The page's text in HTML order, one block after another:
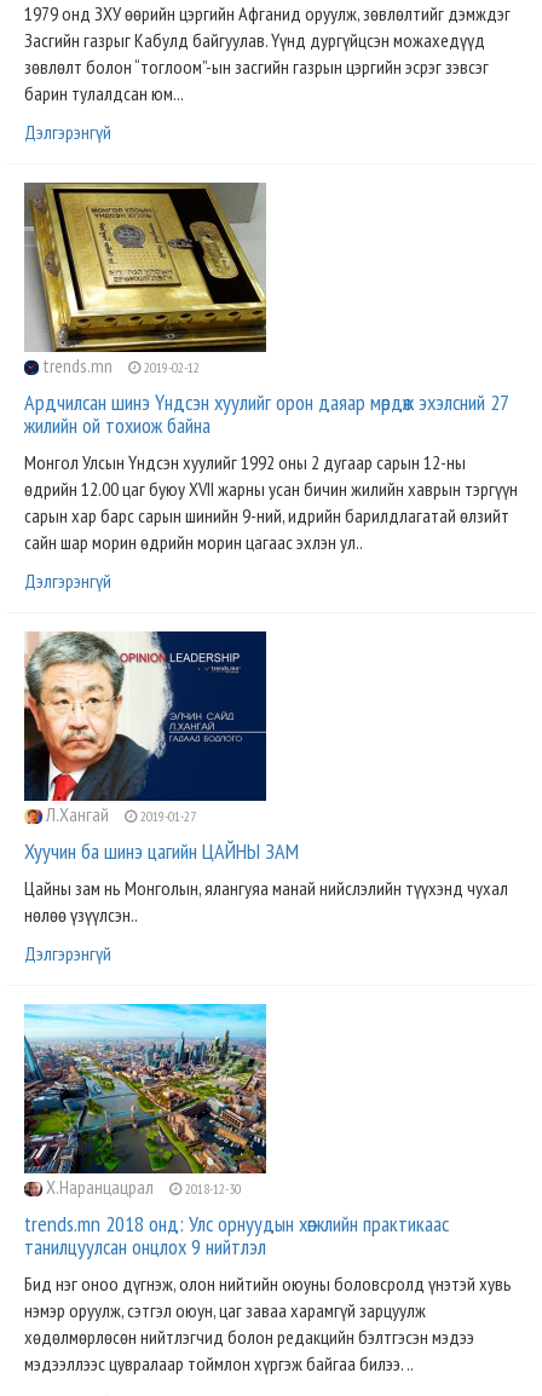
1979 онд ЗХУ өөрийн цэргийн Афганид оруулж, зөвлөлтийг дэмждэг
Засгийн газрыг Кабулд байгуулав. Үүнд дургүйцсэн можахедүүд
зөвлөлт болон “тоглоом”-ын засгийн газрын цэргийн эсрэг зэвсэг
барин тулалдсан юм...
Дэлгэрэнгүй
trends.mn 2019-02-12
Ардчилсан шинэ Үндсэн хуулийг орон даяар мөрдөж эхэлсний 27
жилийн ой тохиож байна
Монгол Улсын Үндсэн хуулийг 1992 оны 2 дугаар сарын 12-ны
өдрийн 12.00 цаг буюу XVII жарны усан бичин жилийн хаврын тэргүүн
сарын хар барс сарын шинийн 9-ний, идрийн барилдлагатай өлзийт
сайн шар морин өдрийн морин цагаас эхлэн ул..
Дэлгэрэнгүй
Л.Хангай 2019-01-27
Хуучин ба шинэ цагийн ЦАЙНЫ ЗАМ
Цайны зам нь Монголын, ялангуяа манай нийслэлийн түүхэнд чухал
нөлөө үзүүлсэн..
Дэлгэрэнгүй
Х.Наранцацрал 2018-12-30
trends.mn 2018 онд: Улс орнуудын хөгжлийн практикаас
танилцуулсан онцлох 9 нийтлэл
Бид нэг оноо дүгнэж, олон нийтийн оюуны боловсролд үнэтэй хувь
нэмэр оруулж, сэтгэл оюун, цаг заваа харамгүй зарцуулж
хөдөлмөрлөсөн нийтлэгчид болон редакцийн бэлтгэсэн мэдээ
мэдээллээс цувралаар тоймлон хүргэж байгаа билээ. ..